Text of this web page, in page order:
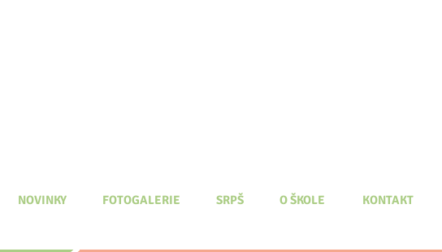
NOVINKY FOTOGALERIE SRPŠ O ŠKOLE KONTAKT